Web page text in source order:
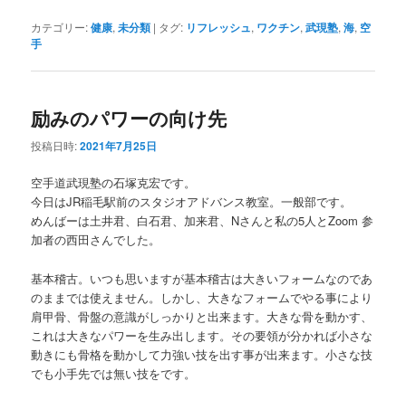
カテゴリー:健康,未分類 | タグ: リフレッシュ, ワクチン,武現塾,海, 空
手
励みのパワーの向け先
投稿日時:2021年7月25日
空手道武現塾の石塚克宏です。
今日はJR稲毛駅前のスタジオアドバンス教室。一般部です。
めんばーは土井君、白石君、加来君、Nさんと私の5人とZoom 参
加者の西田さんでした。
基本稽古。いつも思いますが基本稽古は大きいフォームなのであ
のままでは使えません。しかし、大きなフォームでやる事により
肩甲骨、骨盤の意識がしっかりと出来ます。大きな骨を動かす、
これは大きなパワーを生み出します。その要領が分かれば小さな
動きにも骨格を動かして力強い技を出す事が出来ます。小さな技
でも小手先では無い技をです。